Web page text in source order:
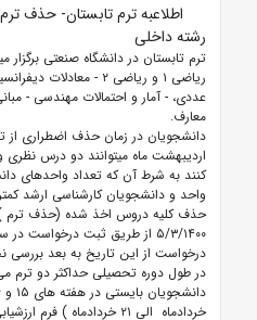
اطلاعبه ترم تابستان- حذف
رشته داخلی
ترم تابستان در دانشگاه صنعتی
عددی، - آمار و احتمالات مهندسی -
معارف.
اردیبهشت ماه می­توانند دو درس
واحد و دانشجویان کارشناسی ارشد کمتر از ۳ واحد
حذف کلیه دروس اخذ شده (حذف ترم )
۵/۳/۱۴۰۰ از طریق ثبت درخواست
درخواست از این تاریخ به بعد
در طول دوره تحصیلی حداکثر دو ترم
خردادماه الی ۲۱ خردادماه )